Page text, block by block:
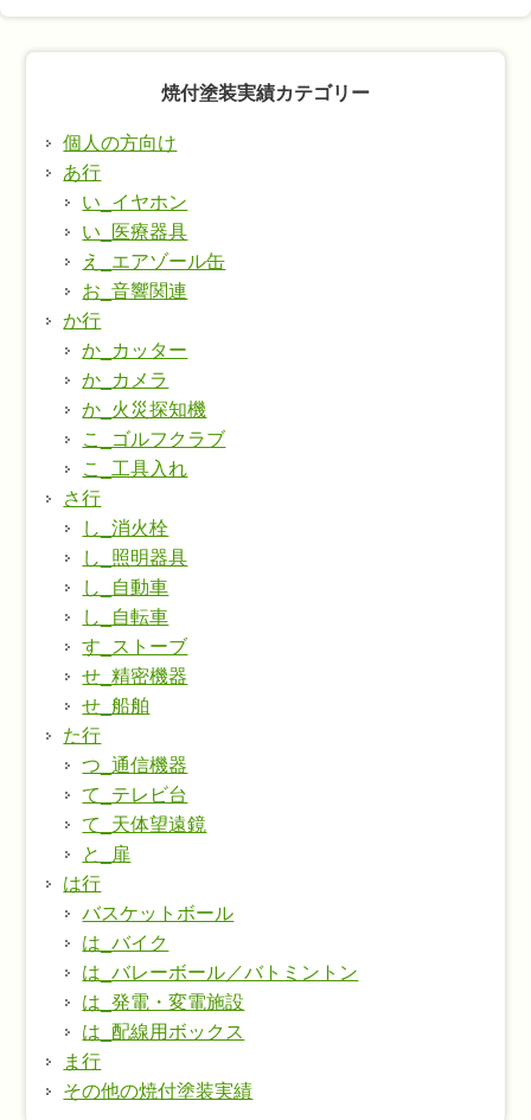
焼付塗装実績カテゴリー
個人の方向け
あ行
い_イヤホン
い_医療器具
え_エアゾール缶
お_音響関連
か行
か_カッター
か_カメラ
か_火災探知機
こ_ゴルフクラブ
こ_工具入れ
さ行
し_消火栓
し_照明器具
し_自動車
し_自転車
す_ストーブ
せ_精密機器
せ_船舶
た行
つ_通信機器
て_テレビ台
て_天体望遠鏡
と_扉
は行
バスケットボール
は_バイク
は_バレーボール／バトミントン
は_発電・変電施設
は_配線用ボックス
ま行
その他の焼付塗装実績